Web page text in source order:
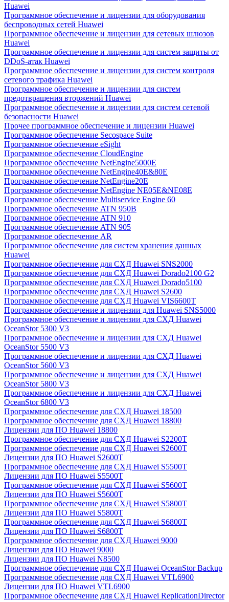
Huawei
Программное обеспечение и лицензии для оборудования
беспроводных сетей Huawei
Программное обеспечение и лицензии для сетевых шлюзов
Huawei
Программное обеспечение и лицензии для систем защиты от
DDoS-атак Huawei
Программное обеспечение и лицензии для систем контроля
сетевого трафика Huawei
Программное обеспечение и лицензии для систем
предотвращения вторжений Huawei
Программное обеспечение и лицензии для систем сетевой
безопасности Huawei
Прочее программное обеспечение и лицензии Huawei
Программное обеспечение Secospace Suite
Программное обеспечение eSight
Программное обеспечение CloudEngine
Программное обеспечение NetEngine5000E
Программное обеспечение NetEngine40E&80E
Программное обеспечение NetEngine20E
Программное обеспечение NetEngine NE05E&NE08E
Программное обеспечение Multiservice Engine 60
Программное обеспечение ATN 950B
Программное обеспечение ATN 910
Программное обеспечение ATN 905
Программное обеспечение AR
Программное обеспечение для систем хранения данных
Huawei
Программное обеспечение для СХД Huawei SNS2000
Программное обеспечение для СХД Huawei Dorado2100 G2
Программное обеспечение для СХД Huawei Dorado5100
Программное обеспечение для СХД Huawei S2600
Программное обеспечение для СХД Huawei VIS6600T
Программное обеспечение и лицензии для Huawei SNS5000
Программное обеспечение и лицензии для СХД Huawei
OceanStor 5300 V3
Программное обеспечение и лицензии для СХД Huawei
OceanStor 5500 V3
Программное обеспечение и лицензии для СХД Huawei
OceanStor 5600 V3
Программное обеспечение и лицензии для СХД Huawei
OceanStor 5800 V3
Программное обеспечение и лицензии для СХД Huawei
OceanStor 6800 V3
Программное обеспечение для СХД Huawei 18500
Программное обеспечение для СХД Huawei 18800
Лицензии для ПО Huawei 18800
Программное обеспечение для СХД Huawei S2200T
Программное обеспечение для СХД Huawei S2600T
Лицензии для ПО Huawei S2600T
Программное обеспечение для СХД Huawei S5500T
Лицензии для ПО Huawei S5500T
Программное обеспечение для СХД Huawei S5600T
Лицензии для ПО Huawei S5600T
Программное обеспечение для СХД Huawei S5800T
Лицензии для ПО Huawei S5800T
Программное обеспечение для СХД Huawei S6800T
Лицензии для ПО Huawei S6800T
Программное обеспечение для СХД Huawei 9000
Лицензии для ПО Huawei 9000
Лицензии для ПО Huawei N8500
Программное обеспечение для СХД Huawei OceanStor Backup
Программное обеспечение для СХД Huawei VTL6900
Лицензии для ПО Huawei VTL6900
Программное обеспечение для СХД Huawei ReplicationDirector